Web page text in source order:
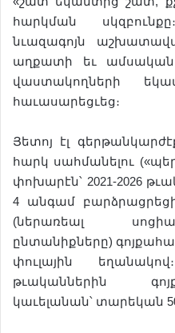
հարկման
նւազագոյն
աղքատի եւ
վաստակողների
հաւասարեցւեց։
Յետոյ էլ
հարկ սահմանելու
փոխարէն՝ 2021-2026
4 անգամ
(ներառեալ
ընտանիքները)
փուլային
թւականներին
կաւելանան՝ տարեկան